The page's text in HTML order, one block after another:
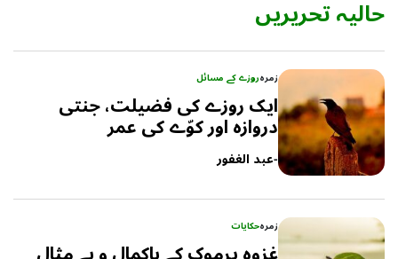
حالیہ تحریریں
زمرہروزے کے مسائل
ایک روزے کی فضیلت، جنتی
دروازہ اور کوّے کی عمر
-عبد الغفور
زمرہحکایات